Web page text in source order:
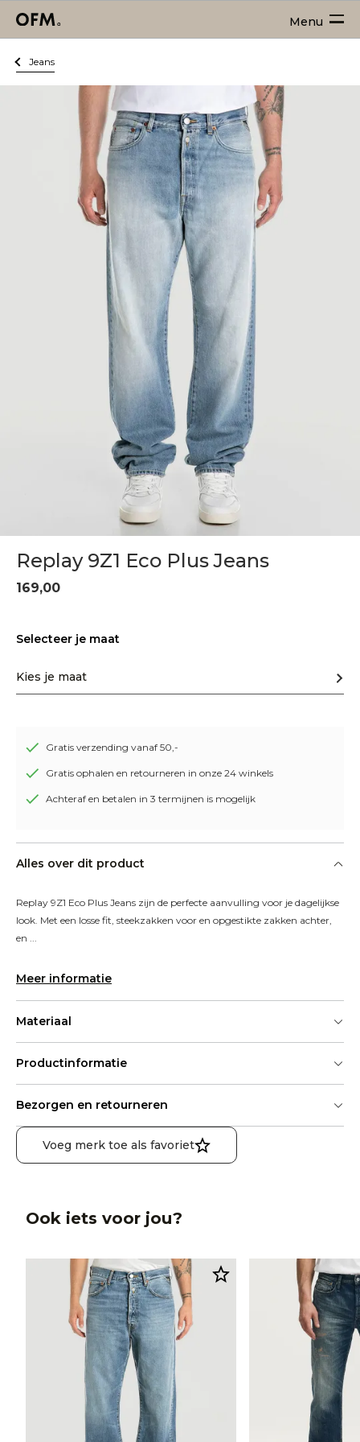
Menu
Jeans
Replay 9Z1 Eco Plus Jeans
169,00
Selecteer je maat
Kies je maat
Gratis verzending vanaf 50,-
Gratis ophalen en retourneren in onze 24 winkels
Achteraf en betalen in 3 termijnen is mogelijk
Alles over dit product
Replay 9Z1 Eco Plus Jeans zijn de perfecte aanvulling voor je dagelijkse
look. Met een losse fit, steekzakken voor en opgestikte zakken achter,
en ...
Meer informatie
Materiaal
Productinformatie
Bezorgen en retourneren
Voeg merk toe als favoriet
Ook iets voor jou?